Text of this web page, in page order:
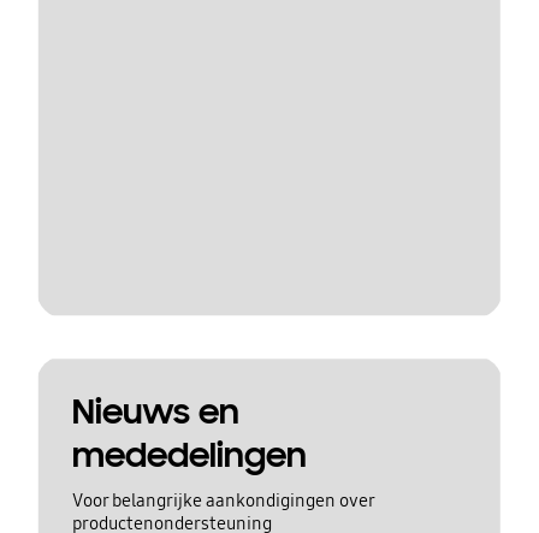
Nieuws en
mededelingen
Voor belangrijke aankondigingen over
productenondersteuning